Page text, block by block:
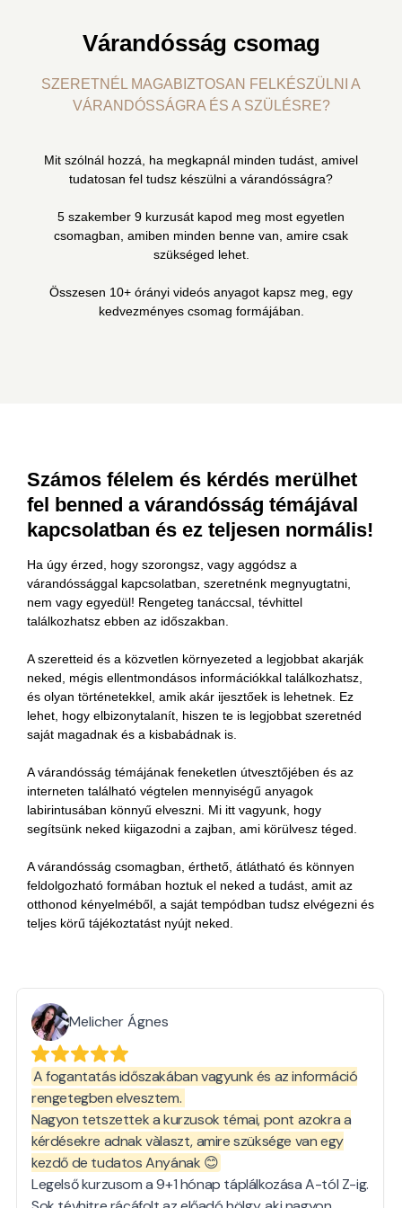
Várandósság csomag
SZERETNÉL MAGABIZTOSAN FELKÉSZÜLNI A
VÁRANDÓSSÁGRA ÉS A SZÜLÉSRE?
Mit szólnál hozzá, ha megkapnál minden tudást, amivel
tudatosan fel tudsz készülni a várandósságra?
5 szakember 9 kurzusát kapod meg most egyetlen
csomagban, amiben minden benne van, amire csak
szükséged lehet.
Összesen 10+ órányi videós anyagot kapsz meg, egy
kedvezményes csomag formájában.
Számos félelem és kérdés merülhet
fel benned a várandósság témájával
kapcsolatban és ez teljesen normális!
Ha úgy érzed, hogy szorongsz, vagy aggódsz a
várandóssággal kapcsolatban, szeretnénk megnyugtatni,
nem vagy egyedül! Rengeteg tanáccsal, tévhittel
találkozhatsz ebben az időszakban.
A szeretteid és a közvetlen környezeted a legjobbat akarják
neked, mégis ellentmondásos információkkal találkozhatsz,
és olyan történetekkel, amik akár ijesztőek is lehetnek. Ez
lehet, hogy elbizonytalanít, hiszen te is legjobbat szeretnéd
saját magadnak és a kisbabádnak is.
A várandósság témájának feneketlen útvesztőjében és az
interneten található végtelen mennyiségű anyagok
labirintusában könnyű elveszni. Mi itt vagyunk, hogy
segítsünk neked kiigazodni a zajban, ami körülvesz téged.
A várandósság csomagban, érthető, átlátható és könnyen
feldolgozható formában hoztuk el neked a tudást, amit az
otthonod kényelméből, a saját tempódban tudsz elvégezni és
teljes körű tájékoztatást nyújt neked.
Melicher Ágnes
A fogantatás időszakában vagyunk és az információ
rengetegben elvesztem.
Nagyon tetszettek a kurzusok témai, pont azokra a
kérdésekre adnak vàlaszt, amire szüksége van egy
kezdő de tudatos Anyának 😊
Legelső kurzusom a 9+1 hónap táplálkozása A-tól Z-ig.